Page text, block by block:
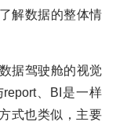
解数据的整体情
据驾驶舱的视觉
、BI是一样
式也类似，主要